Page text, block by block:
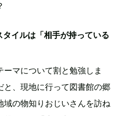
イルは「相手が持っている
ーマについて割と勉強しま
、現地に行って図書館の郷
の物知りおじいさんを訪ね